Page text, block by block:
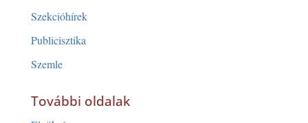
Szekcióhírek
Publicisztika
Szemle
További oldalak